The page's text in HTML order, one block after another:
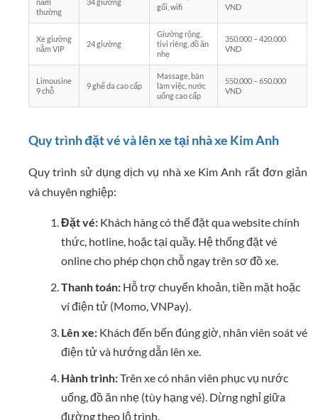
thường
gối, wifi
VND
Xe giường
nằm VIP
24 giường
Giường rộng,
tivi riêng, đồ ăn
nhẹ
350.000 – 420.000
VND
Limousine
9 chỗ
9 ghế da cao cấp
Massage, bàn
làm việc, nước
uống cao cấp
550.000 – 650.000
VND
Quy trình đặt vé và lên xe tại nhà xe Kim Anh
Quy trình sử dụng dịch vụ nhà xe Kim Anh rất đơn giản
và chuyên nghiệp:
Đặt vé:Khách hàng có thể đặt qua website chính
thức, hotline, hoặc tại quầy. Hệ thống đặt vé
online cho phép chọn chỗ ngay trên sơ đồ xe.
Thanh toán:Hỗ trợ chuyển khoản, tiền mặt hoặc
ví điện tử (Momo, VNPay).
Lên xe:Khách đến bến đúng giờ, nhân viên soát vé
điện tử và hướng dẫn lên xe.
Hành trình:Trên xe có nhân viên phục vụ nước
uống, đồ ăn nhẹ (tùy hạng vé). Dừng nghỉ giữa
đường theo lộ trình.